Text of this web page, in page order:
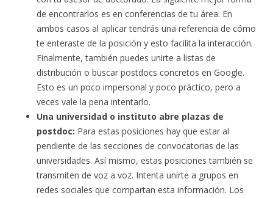
de encontrarlos es en conferencias de tu área. En
ambos casos al aplicar tendrás una referencia de cómo
te enteraste de la posición y esto facilita la interacción.
Finalmente, también puedes unirte a listas de
distribución o buscar postdocs concretos en Google.
Esto es un poco impersonal y poco práctico, pero a
veces vale la pena intentarlo.
Una universidad o instituto abre plazas de
postdoc: Para estas posiciones hay que estar al
pendiente de las secciones de convocatorias de las
universidades. Así mismo, estas posiciones también se
transmiten de voz a voz. Intenta unirte a grupos en
redes sociales que compartan esta información. Los